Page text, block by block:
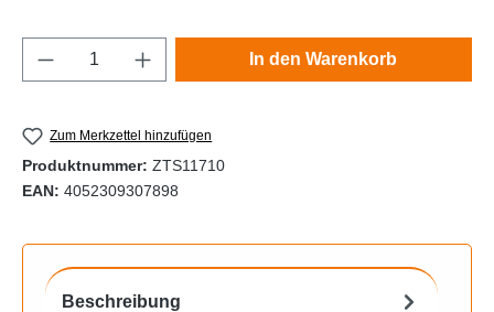
Produkt Anzahl: Gib den gewünschten
In den Warenkorb
Zum Merkzettel hinzufügen
Produktnummer: ZTS11710
EAN: 4052309307898
Beschreibung